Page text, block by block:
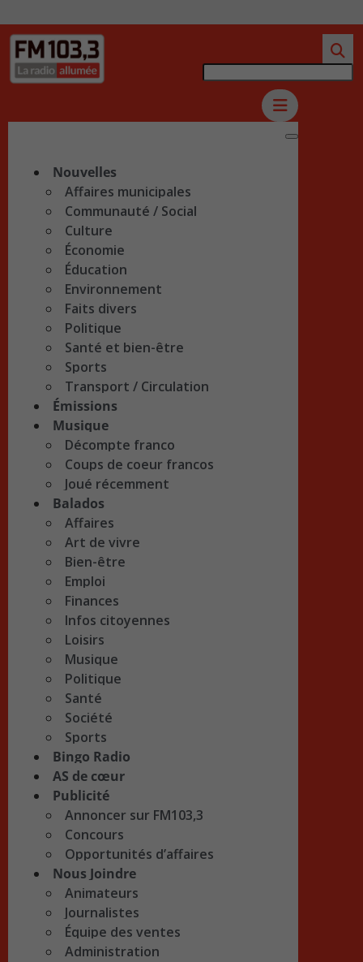
Nouvelles
Affaires municipales
Communauté / Social
Culture
Économie
Éducation
Environnement
Faits divers
Politique
Santé et bien-être
Sports
Transport / Circulation
Émissions
Musique
Décompte franco
Coups de coeur francos
Joué récemment
Balados
Affaires
Art de vivre
Bien-être
Emploi
Finances
Infos citoyennes
Loisirs
Musique
Politique
Santé
Société
Sports
Bingo Radio
AS de cœur
Publicité
Annoncer sur FM103,3
Concours
Opportunités d’affaires
Nous Joindre
Animateurs
Journalistes
Équipe des ventes
Administration